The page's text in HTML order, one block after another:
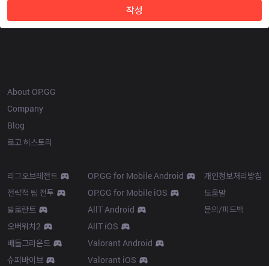
작성
About OP.GG
Company
Blog
로고 히스토리
리그오브레전드
전략적 팀 전투
발로란트
오버워치2
배틀그라운드
슈퍼바이브
OP.GG for Mobile Android
OP.GG for Mobile iOS
AllT Android
AllT iOS
Valorant Android
Valorant iOS
개인정보처리방침
도움말
문의/피드백